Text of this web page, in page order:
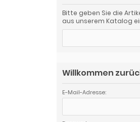
Bitte geben Sie die
aus unserem Katalog
Willkommen
E-Mail-Adresse: